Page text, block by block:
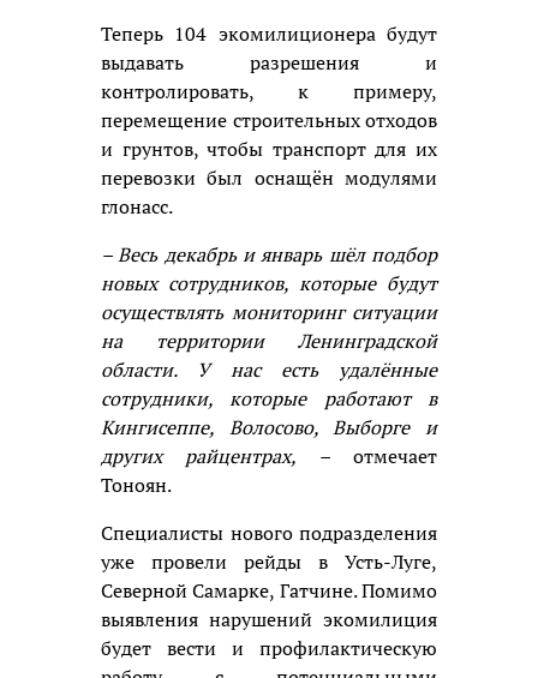
Теперь 104 экомилиционера будут
выдавать разрешения и
контролировать, к примеру,
перемещение строительных отходов
и грунтов, чтобы транспорт для их
перевозки был оснащён модулями
глонасс.
– Весь декабрь и январь шёл подбор
новых сотрудников, которые будут
осуществлять мониторинг ситуации
на территории Ленинградской
области. У нас есть удалённые
сотрудники, которые работают в
Кингисеппе, Волосово, Выборге и
других райцентрах, –отмечает
Тоноян.
Специалисты нового подразделения
уже провели рейды в Усть-Луге,
Северной Самарке, Гатчине. Помимо
выявления нарушений экомилиция
будет вести и профилактическую